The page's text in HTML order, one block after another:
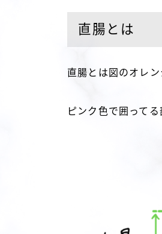
直腸とは
直腸とは図のオレ
ピンク色で囲って